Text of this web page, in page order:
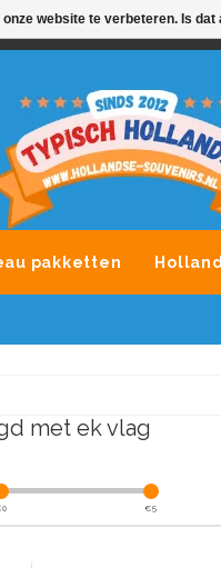
MOGELIJK
pakketten
met ek vlag
0 €5
website te verbeteren. Is dat